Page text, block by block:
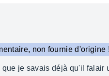
non fournie d'origine !
je savais déjà qu'il falair